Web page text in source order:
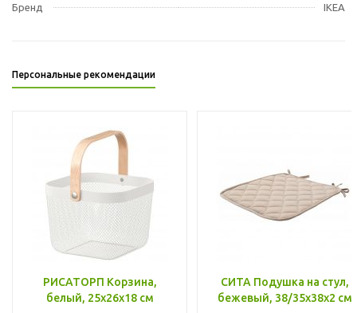
Бренд IKEA
Персональные рекомендации
РИСАТОРП Корзина,
белый, 25x26x18 см
СИТА Подушка на стул,
бежевый, 38/35x38x2 см